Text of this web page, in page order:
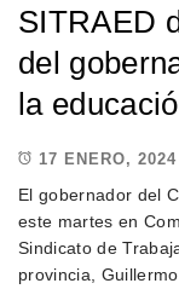
SITRAED
del
la
17 ENERO, 2024
El gobernador del
este martes en
Sindicato de
provincia,